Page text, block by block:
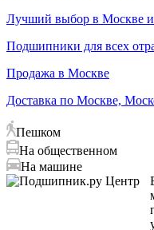
Лучший выбор в Москве и
Подшипники для всех
Продажа в Москве
Доставка по Москве,
Пешком
На общественном
На машине